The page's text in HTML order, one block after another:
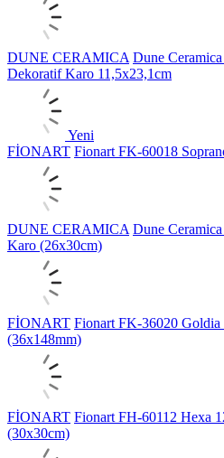
DUNE CERAMICA Dune
Dekoratif Karo 11,5x23,1cm
Yeni
FİONART Fionart FK-60018
DUNE CERAMICA Dune
Karo (26x30cm)
FİONART Fionart FK-36020
(36x148mm)
FİONART Fionart FH-60112 Hexa
(30x30cm)